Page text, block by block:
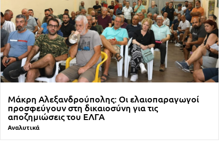
Μάκρη Αλεξανδρούπολης: Οι ελαιοπαραγωγοί
προσφεύγουν στη δικαιοσύνη για τις
αποζημιώσεις του ΕΛΓΑ
Αναλυτικά